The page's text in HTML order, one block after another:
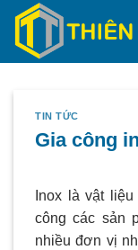
Skip
content
TIN TỨC
Gia công
Inox là vật
công các sản
nhiều đơn vị